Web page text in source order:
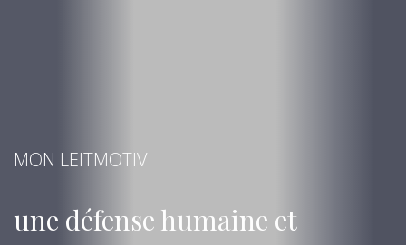
MON LEITMOTIV
une défense humaine et